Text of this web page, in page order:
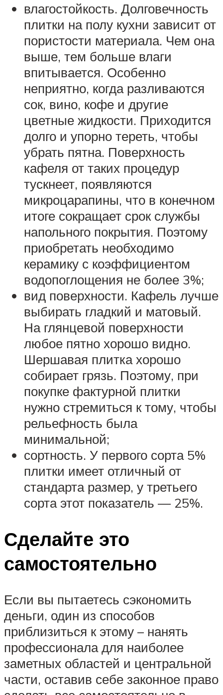
влагостойкость. Долговечность
плитки на полу кухни зависит от
пористости материала. Чем она
выше, тем больше влаги
впитывается. Особенно
неприятно, когда разливаются
сок, вино, кофе и другие
цветные жидкости. Приходится
долго и упорно тереть, чтобы
убрать пятна. Поверхность
кафеля от таких процедур
тускнеет, появляются
микроцарапины, что в конечном
итоге сокращает срок службы
напольного покрытия. Поэтому
приобретать необходимо
керамику с коэффициентом
водопоглощения не более 3%;
вид поверхности. Кафель лучше
выбирать гладкий и матовый.
На глянцевой поверхности
любое пятно хорошо видно.
Шершавая плитка хорошо
собирает грязь. Поэтому, при
покупке фактурной плитки
нужно стремиться к тому, чтобы
рельефность была
минимальной;
сортность. У первого сорта 5%
плитки имеет отличный от
стандарта размер, у третьего
сорта этот показатель — 25%.
Сделайте это
самостоятельно
Если вы пытаетесь сэкономить
деньги, один из способов
приблизиться к этому – нанять
профессионала для наиболее
заметных областей и центральной
части, оставив себе законное право